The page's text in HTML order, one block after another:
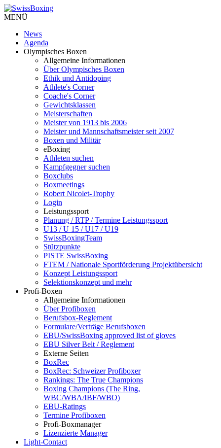
MENÜ
News
Agenda
Olympisches Boxen
Allgemeine Informationen
Über Olympisches Boxen
Ethik und Antidoping
Athlete's Corner
Coache's Corner
Gewichtsklassen
Meisterschaften
Meister von 1913 bis 2006
Meister und Mannschaftsmeister seit 2007
Boxen und Militär
eBoxing
Athleten suchen
Kampfgegner suchen
Boxclubs
Boxmeetings
Robert Nicolet-Trophy
Login
Leistungssport
Planung / RTP / Termine Leistungssport
U13 / U 15 / U17 / U19
SwissBoxingTeam
Stützpunkte
PISTE SwissBoxing
FTEM / Nationale Sportförderung Projektübersicht
Konzept Leistungssport
Selektionskonzept und mehr
Profi-Boxen
Allgemeine Informationen
Über Profiboxen
Berufsbox-Reglement
Formulare/Verträge Berufsboxen
EBU/SwissBoxing approved list of gloves
EBU Silver Belt / Reglement
Externe Seiten
BoxRec
BoxRec: Schweizer Profiboxer
Rankings: The True Champions
Boxing Champions (The Ring,
WBC/WBA/IBF/WBO)
EBU-Ratings
Termine Profiboxen
Profi-Boxmanager
Lizenzierte Manager
Light-Contact